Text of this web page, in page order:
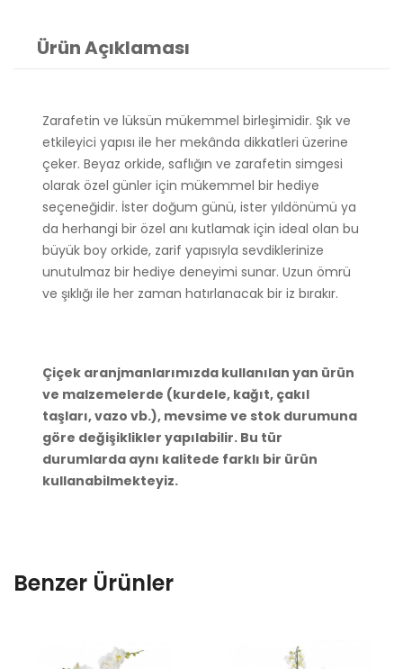
Ürün Açıklaması
Zarafetin ve lüksün mükemmel birleşimidir. Şık ve
etkileyici yapısı ile her mekânda dikkatleri üzerine
çeker. Beyaz orkide, saflığın ve zarafetin simgesi
olarak özel günler için mükemmel bir hediye
seçeneğidir. İster doğum günü, ister yıldönümü ya
da herhangi bir özel anı kutlamak için ideal olan bu
büyük boy orkide, zarif yapısıyla sevdiklerinize
unutulmaz bir hediye deneyimi sunar. Uzun ömrü
ve şıklığı ile her zaman hatırlanacak bir iz bırakır.
Çiçek aranjmanlarımızda kullanılan yan ürün
ve malzemelerde (kurdele, kağıt, çakıl
taşları, vazo vb.), mevsime ve stok durumuna
göre değişiklikler yapılabilir. Bu tür
durumlarda aynı kalitede farklı bir ürün
kullanabilmekteyiz.
Benzer Ürünler